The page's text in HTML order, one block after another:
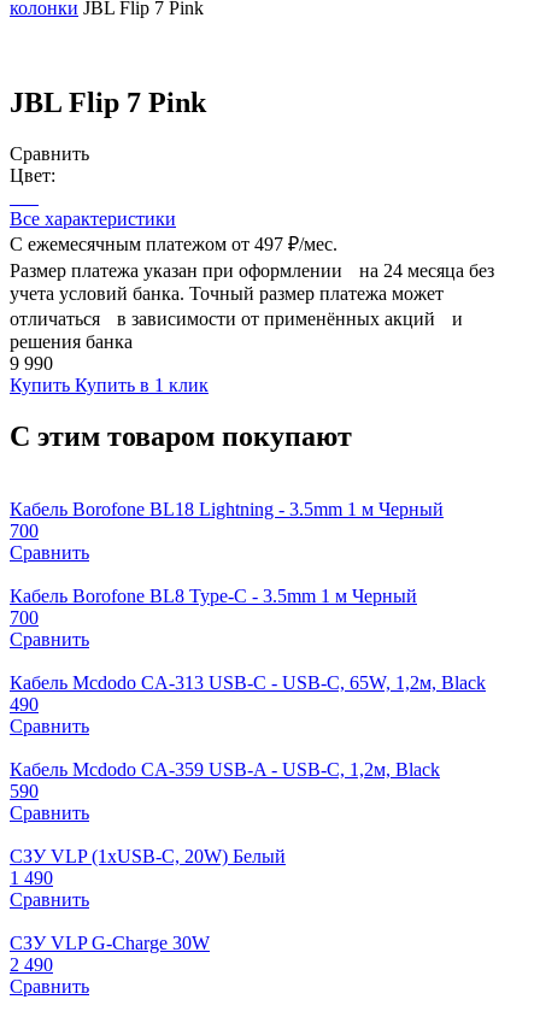
колонки JBL Flip 7 Pink
JBL Flip 7 Pink
Сравнить
Цвет:
Все характеристики
С ежемесячным платежом от 497 ₽/мес.
Размер платежа указан при оформлении на 24 месяца без
учета условий банка. Точный размер платежа может
отличаться в зависимости от применённых акций и
решения банка
9 990
Купить Купить в 1 клик
С этим товаром покупают
Кабель Borofone BL18 Lightning - 3.5mm 1 м Черный
700
Сравнить
Кабель Borofone BL8 Type-C - 3.5mm 1 м Черный
700
Сравнить
Кабель Mcdodo CA-313 USB-C - USB-C, 65W, 1,2м, Black
490
Сравнить
Кабель Mcdodo CA-359 USB-A - USB-C, 1,2м, Black
590
Сравнить
СЗУ VLP (1xUSB-C, 20W) Белый
1 490
Сравнить
СЗУ VLP G-Charge 30W
2 490
Сравнить